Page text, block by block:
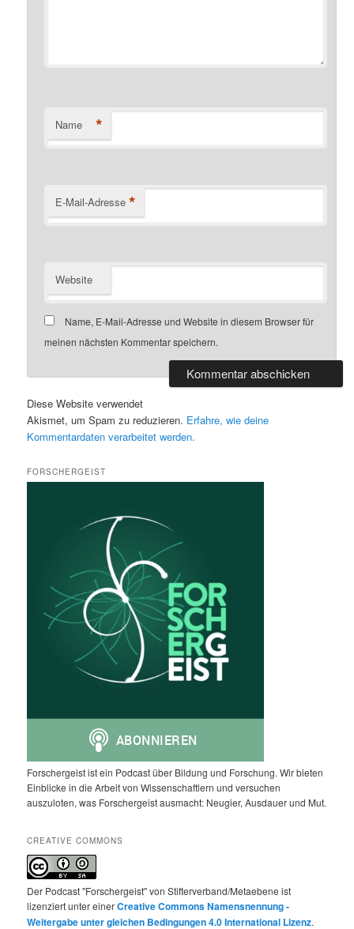
Name *
E-Mail-Adresse *
Website
Name, E-Mail-Adresse und Website in diesem Browser für
meinen nächsten Kommentar speichern.
Diese Website verwendet
Akismet, um Spam zu reduzieren. Erfahre, wie deine
Kommentardaten verarbeitet werden.
FORSCHERGEIST
Forschergeist ist ein Podcast über Bildung und Forschung. Wir bieten
Einblicke in die Arbeit von Wissenschaftlern und versuchen
auszuloten, was Forschergeist ausmacht: Neugier, Ausdauer und Mut.
CREATIVE COMMONS
Der Podcast "Forschergeist" von Stifterverband/Metaebene ist
lizenziert unter einerCreative Commons Namensnennung -
Weitergabe unter gleichen Bedingungen 4.0 International Lizenz.